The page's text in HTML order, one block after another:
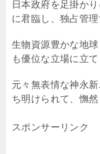
日本政府を足掛か
に君臨し、独占管
生物資源豊かな地
も優位な立場に立て
元々無表情な神永
ち明けられて、憮然
スポンサーリンク